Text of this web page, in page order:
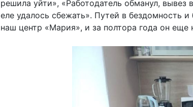
решила уйти», «Работодатель обманул,
еле удалось сбежать». Путей в бездомность
наш центр «Мария», и за полтора года он еще